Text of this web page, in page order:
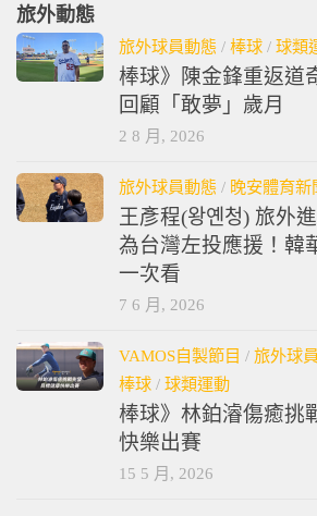
旅外動態
旅外球員動態 / 棒球 / 球類
棒球》陳金鋒重返
回顧「敢夢」歲月
2 8 月, 2026
旅外球員動態 / 晚安體育新
王彥程(왕옌청) 旅外
為台灣左投應援！韓
一次看
7 6 月, 2026
VAMOS自製節目 / 旅外球
棒球 / 球類運動
棒球》林鉑濬傷癒挑
快樂出賽
15 5 月, 2026